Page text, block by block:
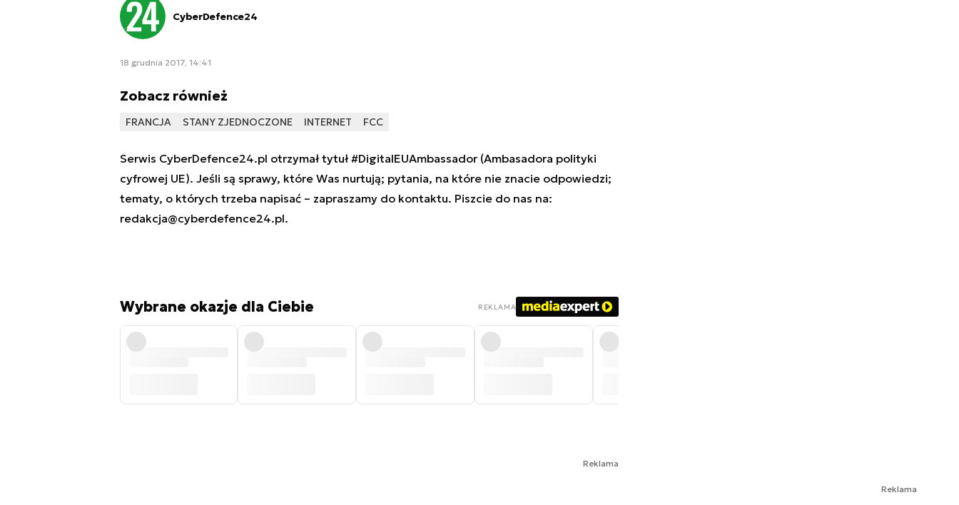
CyberDefence24
18 grudnia 2017, 14:41
Zobacz również
FRANCJA STANY ZJEDNOCZONE INTERNET FCC
Serwis CyberDefence24.pl otrzymał tytuł #DigitalEUAmbassador (Ambasadora polityki
cyfrowej UE). Jeśli są sprawy, które Was nurtują; pytania, na które nie znacie odpowiedzi;
tematy, o których trzeba napisać – zapraszamy do kontaktu. Piszcie do nas na:
redakcja@cyberdefence24.pl.
Wybrane okazje dla Ciebie REKLAMA
Reklama
Reklama